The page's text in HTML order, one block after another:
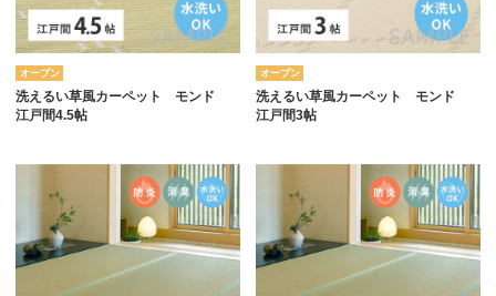
オープン
洗えるい草風カーペット モンド
江戸間4.5帖
オープン
洗えるい草風カーペット モンド
江戸間3帖